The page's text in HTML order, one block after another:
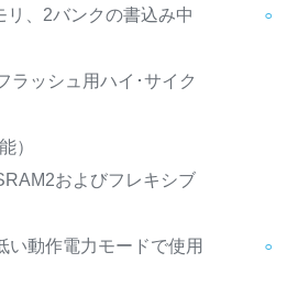
、2バンクの書込み中
ラッシュ用ハイ･サイク
）
およびフレキシブ
動作電力モードで使用